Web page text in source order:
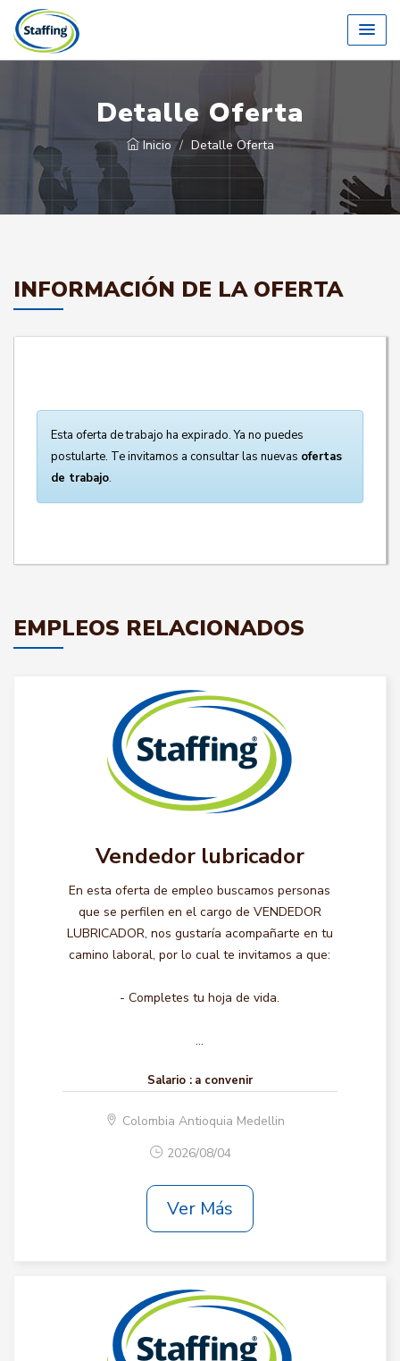
Detalle Oferta
Inicio Detalle Oferta
INFORMACIÓN DE LA OFERTA
Esta oferta de trabajo ha expirado. Ya no puedes
postularte. Te invitamos a consultar las nuevas ofertas
de trabajo.
EMPLEOS RELACIONADOS
Vendedor lubricador
En esta oferta de empleo buscamos personas
que se perfilen en el cargo de VENDEDOR
LUBRICADOR, nos gustaría acompañarte en tu
camino laboral, por lo cual te invitamos a que:
- Completes tu hoja de vida.
...
Salario : a convenir
Colombia Antioquia Medellin
2026/08/04
Ver Más